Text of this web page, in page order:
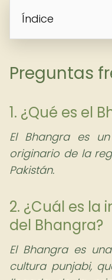
Índice
Preguntas
1. ¿Qué es el
El Bhangra es un
originario de la
Pakistán.
2. ¿Cuál es
del Bhangra?
El Bhangra es
cultura punjabi,